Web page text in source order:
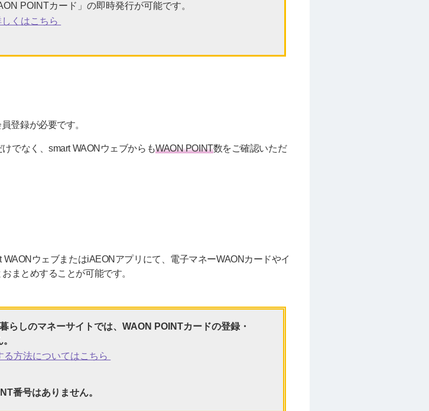
POINTカード」の即時発行が可能です。
くはこちら
登録が必要です。
でなく、smart WAONウェブからもWAON POINT数をご確認いただ
WAONウェブまたはiAEONアプリにて、電子マネーWAONカードやイ
まとめすることが可能です。
らしのマネーサイトでは、WAON POINTカードの登録・
方法についてはこちら
番号はありません。